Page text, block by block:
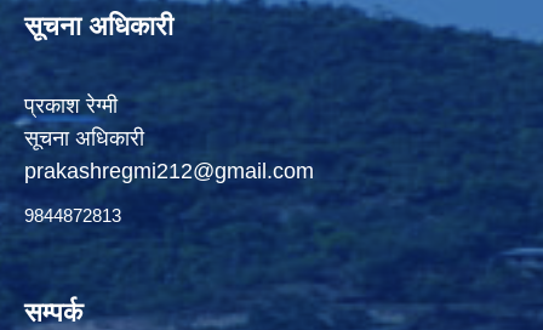
सूचना अधिकारी
प्रकाश रेग्मी
सूचना अधिकारी
prakashregmi212@gmail.com
9844872813
सम्पर्क